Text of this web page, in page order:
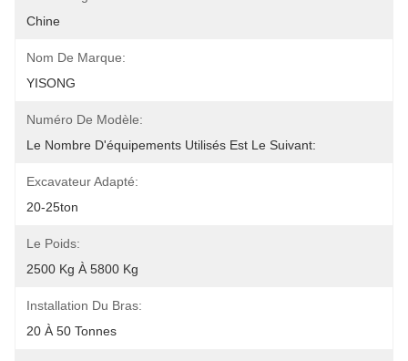
Chine
Nom De Marque:
YISONG
Numéro De Modèle:
Le Nombre D'équipements Utilisés Est Le Suivant:
Excavateur Adapté:
20-25ton
Le Poids:
2500 Kg À 5800 Kg
Installation Du Bras:
20 À 50 Tonnes